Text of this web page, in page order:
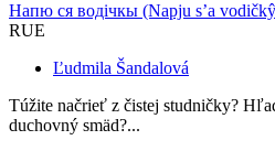
Напю ся водічкы (Napju s’a
RUE
Ľudmila Šandalová
Túžite načrieť z čistej studničky?
duchovný smäd?...